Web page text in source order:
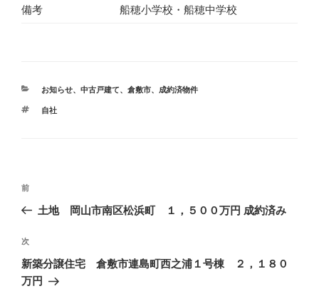
備考 船穂小学校・船穂中学校
カ
ゴ
お知らせ、 中古戸建て、 倉敷市、 成約済物件
タ
自社
投
ビ
ゲ
ー
前
の
稿
前
土地 岡山市南区松浜町 １，５００万円 成約済み
次
の
投
次
新築分譲住宅 倉敷市連島町西之浦１号棟 ２，１８０
万円